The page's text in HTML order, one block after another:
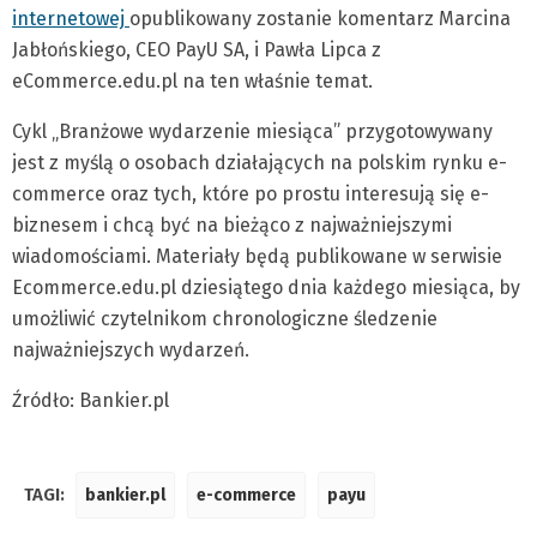
internetowej opublikowany zostanie komentarz Marcina
Jabłońskiego, CEO PayU SA, i Pawła Lipca z
eCommerce.edu.pl na ten właśnie temat.
Cykl „Branżowe wydarzenie miesiąca” przygotowywany
jest z myślą o osobach działających na polskim rynku e-
commerce oraz tych, które po prostu interesują się e-
biznesem i chcą być na bieżąco z najważniejszymi
wiadomościami. Materiały będą publikowane w serwisie
Ecommerce.edu.pl dziesiątego dnia każdego miesiąca, by
umożliwić czytelnikom chronologiczne śledzenie
najważniejszych wydarzeń.
Źródło: Bankier.pl
TAGI: bankier.pl e-commerce payu